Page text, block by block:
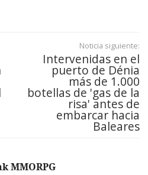
Noticia siguiente:
Intervenidas en el
puerto de Dénia
más de 1.000
botellas de 'gas de la
risa' antes de
embarcar hacia
Baleares
MMORPG